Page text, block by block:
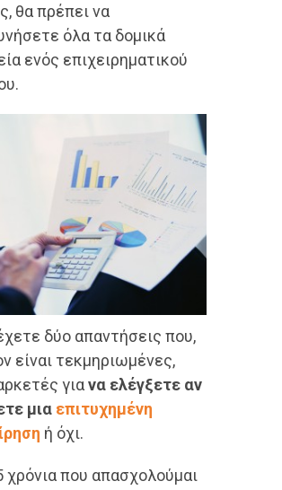
θα πρέπει να
όλα τα δομικά
ενός επιχειρηματικού
δύο απαντήσεις που,
είναι τεκμηριωμένες,
γιανα ελέγξετε αν
μια επιτυχημένη
ή όχι.
χρόνια που απασχολούμαι